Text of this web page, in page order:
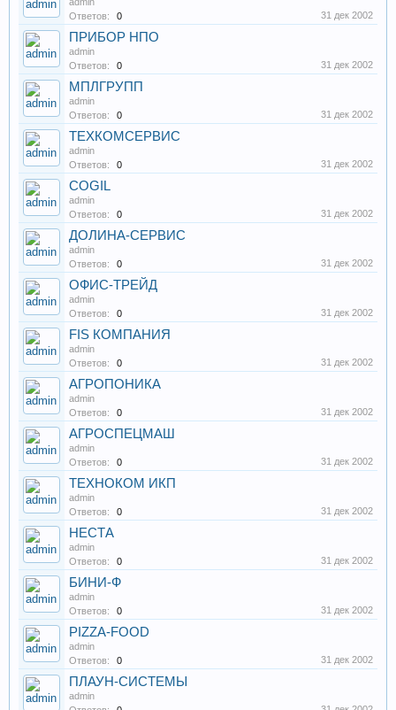
Ответов:
0 31 дек 2002
ПРИБОР НПО
admin
Ответов:
0 31 дек 2002
МПЛГРУПП
admin
Ответов:
0 31 дек 2002
ТЕХКОМСЕРВИС
admin
Ответов:
0 31 дек 2002
COGIL
admin
Ответов:
0 31 дек 2002
ДОЛИНА-СЕРВИС
admin
Ответов:
0 31 дек 2002
ОФИС-ТРЕЙД
admin
Ответов:
0 31 дек 2002
FIS КОМПАНИЯ
admin
Ответов:
0 31 дек 2002
АГРОПОНИКА
admin
Ответов:
0 31 дек 2002
АГРОСПЕЦМАШ
admin
Ответов:
0 31 дек 2002
ТЕХНОКОМ ИКП
admin
Ответов:
0 31 дек 2002
НЕСТА
admin
Ответов:
0 31 дек 2002
БИНИ-Ф
admin
Ответов:
0 31 дек 2002
PIZZA-FOOD
admin
Ответов:
0 31 дек 2002
ПЛАУН-СИСТЕМЫ
admin